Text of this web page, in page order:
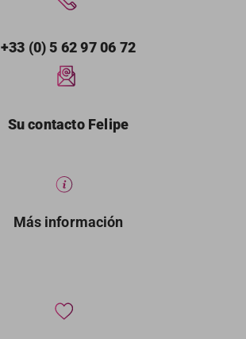
+33 (0) 5 62 97 06 72
Su contacto Felipe
Más información